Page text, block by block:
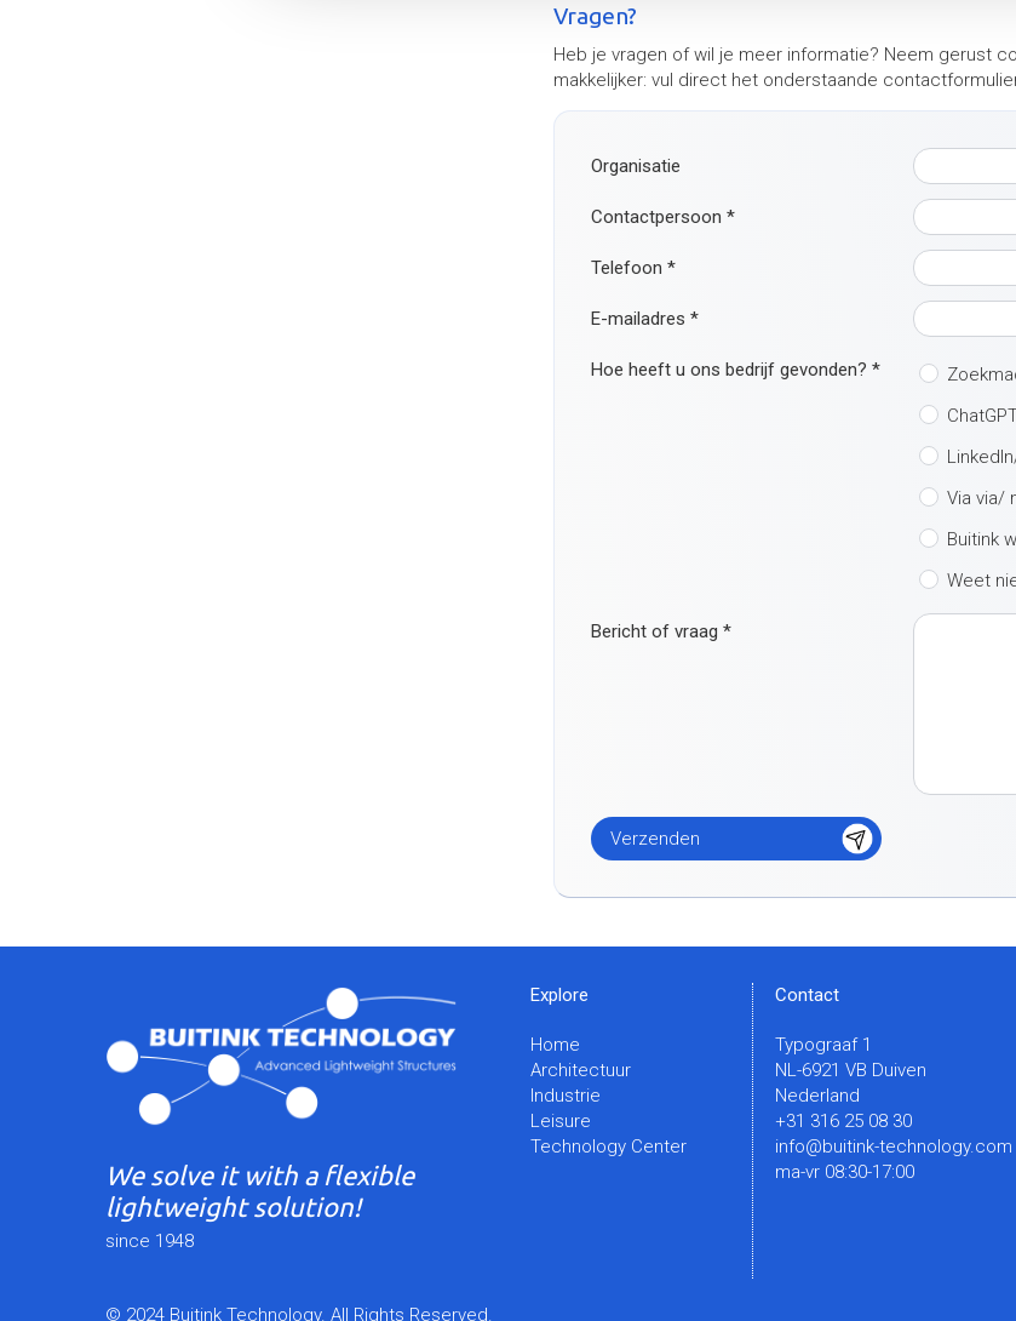
Vragen?
Heb je vragen of wil je meer informatie? Neem gerust
makkelijker: vul direct het onderstaande
Organisatie
Contactpersoon *
Telefoon *
E-mailadres *
Hoe heeft u ons bedrijf gevonden? *
Via via/
Buitink
Weet
Bericht of vraag *
We solve it with a flexible
lightweight solution!
since 1948
Explore
Home
Architectuur
Industrie
Leisure
Technology Center
Contact
Typograaf 1
NL-6921 VB Duiven
Nederland
+31 316 25 08 30
info@buitink-technology.com
ma-vr 08:30-17:00
© 2024 Buitink Technology. All Rights Reserved.